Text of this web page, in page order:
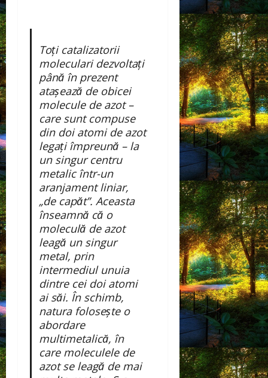
Toți catalizatorii
moleculari dezvoltați
până în prezent
atașează de obicei
molecule de azot –
care sunt compuse
din doi atomi de azot
legați împreună – la
un singur centru
metalic într-un
aranjament liniar,
„de capăt”. Aceasta
înseamnă că o
moleculă de azot
leagă un singur
metal, prin
intermediul unuia
dintre cei doi atomi
ai săi. În schimb,
natura folosește o
abordare
multimetalică, în
care moleculele de
azot se leagă de mai